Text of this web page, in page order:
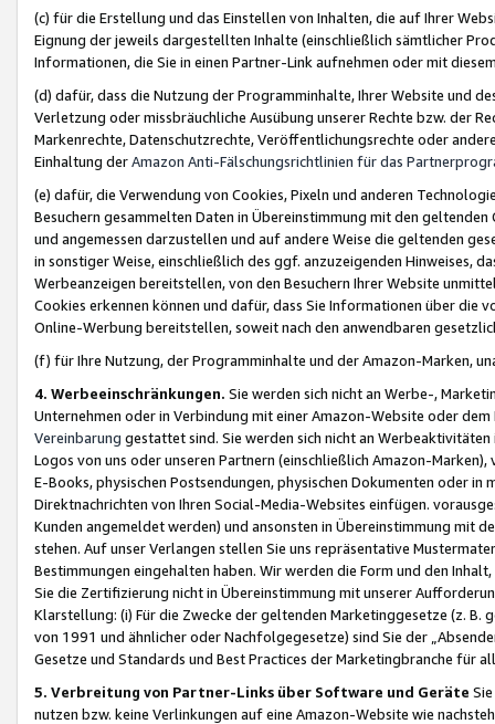
(c) für die Erstellung und das Einstellen von Inhalten, die auf Ihrer
Eignung der jeweils dargestellten Inhalte (einschließlich sämtlicher
Informationen, die Sie in einen Partner-Link aufnehmen oder mit
(d) dafür, dass die Nutzung der Programminhalte, Ihrer Website und
Verletzung oder missbräuchliche Ausübung unserer Rechte bzw. der
Markenrechte, Datenschutzrechte, Veröffentlichungsrechte oder
Einhaltung derAmazon Anti-Fälschungsrichtlinien für das
(e) dafür, die Verwendung von Cookies, Pixeln und anderen
Besuchern gesammelten Daten in Übereinstimmung mit den
und angemessen darzustellen und auf andere Weise die geltenden
in sonstiger Weise, einschließlich des ggf. anzuzeigenden Hinweises,
Werbeanzeigen bereitstellen, von den Besuchern Ihrer Website
Cookies erkennen können und dafür, dass Sie Informationen über die
Online-Werbung bereitstellen, soweit nach den anwendbaren
(f) für Ihre Nutzung, der Programminhalte und der Amazon-Marken,
4. Werbeeinschränkungen. Sie werden sich nicht an Werbe-,
Unternehmen oder in Verbindung mit einer Amazon-Website oder
Vereinbarung gestattet sind. Sie werden sich nicht an
Logos von uns oder unseren Partnern (einschließlich Amazon-
E-Books, physischen Postsendungen, physischen Dokumenten oder in
Direktnachrichten von Ihren Social-Media-Websites einfügen.
Kunden angemeldet werden) und ansonsten in Übereinstimmung mit
stehen. Auf unser Verlangen stellen Sie uns repräsentative
Bestimmungen eingehalten haben. Wir werden die Form und den
Sie die Zertifizierung nicht in Übereinstimmung mit unserer
Klarstellung: (i) Für die Zwecke der geltenden Marketinggesetze (z. B.
von 1991 und ähnlicher oder Nachfolgegesetze) sind Sie der
Gesetze und Standards und Best Practices der Marketingbranche für
5. Verbreitung von Partner-Links über Software und Geräte
nutzen bzw. keine Verlinkungen auf eine Amazon-Website wie